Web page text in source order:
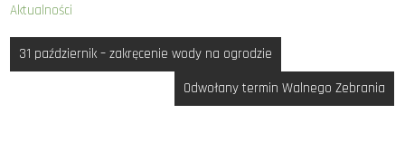
Aktualności
Nawigacja
wpisu
31 październik – zakręcenie wody na ogrodzie
Odwołany termin Walnego Zebrania